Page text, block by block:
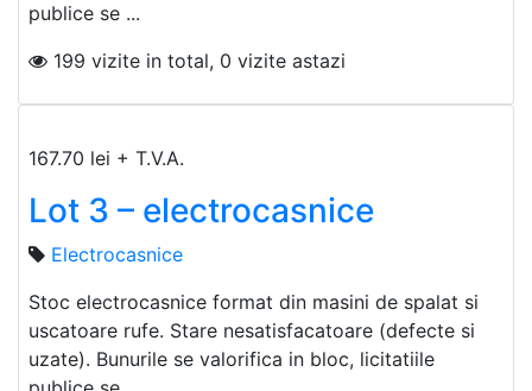
publice se ...
199 vizite in total, 0 vizite astazi
167.70 lei + T.V.A.
Lot 3 – electrocasnice
Electrocasnice
Stoc electrocasnice format din masini de spalat si
uscatoare rufe. Stare nesatisfacatoare (defecte si
uzate). Bunurile se valorifica in bloc, licitatiile